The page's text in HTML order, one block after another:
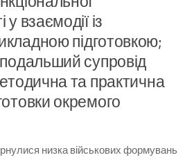
у взаємодії із
підготовкою;
супровід
та практична
окремого
низка військових формувань